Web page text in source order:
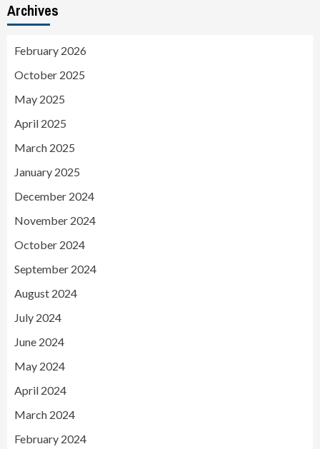
Archives
February 2026
October 2025
May 2025
April 2025
March 2025
January 2025
December 2024
November 2024
October 2024
September 2024
August 2024
July 2024
June 2024
May 2024
April 2024
March 2024
February 2024